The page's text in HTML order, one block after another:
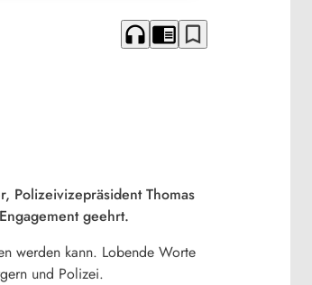
headphones chrome_reader_mode bookmark_border
Polizeivizepräsident Thomas
geehrt.
werden kann. Lobende Worte
und Polizei.